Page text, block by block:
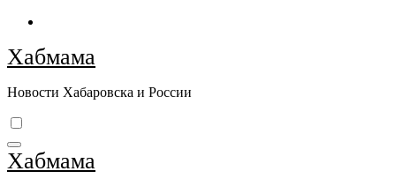
Перейти
содержимому
Хабмама
Новости Хабаровска и России
Хабмама